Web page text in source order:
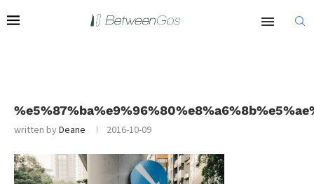
written byDeane 2016-10-09